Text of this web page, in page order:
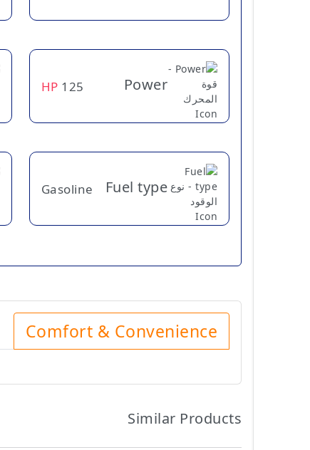
Power
125
HP
Fuel type
Gasoline
Comfort & Convenience
Similar Products